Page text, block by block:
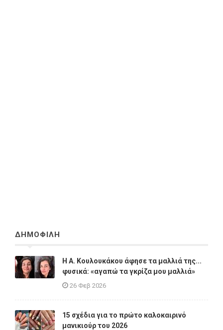
ΔΗΜΟΦΙΛΗ
Η A. Κουλουκάκου άφησε τα μαλλιά της...
φυσικά: «αγαπώ τα γκρίζα μου μαλλιά»
26 Φεβ 2026
15 σχέδια για το πρώτο καλοκαιρινό
μανικιούρ του 2026